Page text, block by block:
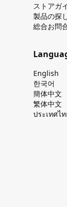
ストアガ
製品の探
総合お問
English
한국어
簡体中文
繁体中文
ประเทศไ